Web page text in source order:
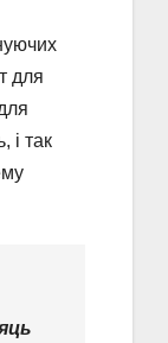
для
і так